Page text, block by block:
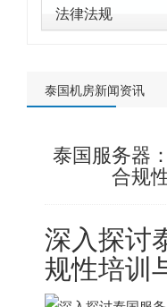
法律法规
泰国机房新闻资讯
泰国服务器
合规
深入探讨
规性培训